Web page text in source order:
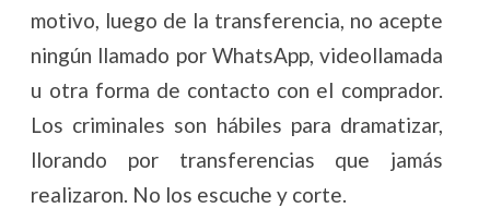
motivo, luego de la transferencia, no acepte
ningún llamado por WhatsApp, videollamada
u otra forma de contacto con el comprador.
Los criminales son hábiles para dramatizar,
llorando por transferencias que jamás
realizaron. No los escuche y corte.